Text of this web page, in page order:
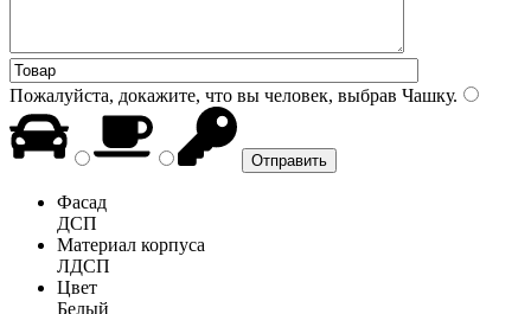
Пожалуйста, докажите, что вы человек, выбрав Чашку.
Фасад
ДСП
Материал корпуса
ЛДСП
Цвет
Белый